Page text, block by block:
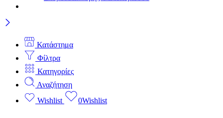
Κατάστημα
Φίλτρα
Κατηγορίες
Αναζήτηση
Wishlist
0Wishlist